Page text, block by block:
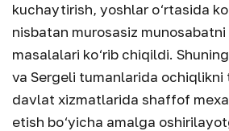
kuchaytirish, yoshlar o‘rtasida
nisbatan murosasiz
masalalari ko‘rib chiqildi.
va Sergeli tumanlarida ochiqlikni
davlat xizmatlarida shaffof
etish bo‘yicha amalga